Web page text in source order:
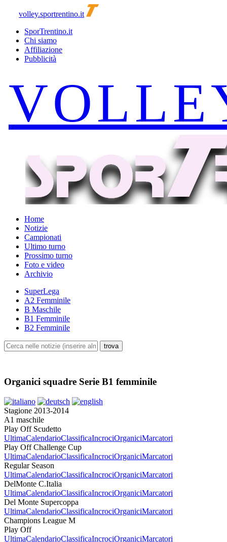
volley.sportrentino.it
SporTrentino.it
Chi siamo
Affiliazione
Pubblicità
Home
Notizie
Campionati
Ultimo turno
Prossimo turno
Foto e video
Archivio
SuperLega
A2 Femminile
B Maschile
B1 Femminile
B2 Femminile
Organici squadre Serie B1 femminile
Stagione 2013-2014
A1 maschile
Play Off Scudetto
UltimaCalendarioClassificaIncrociOrganiciMarcatori
Play Off Challenge Cup
UltimaCalendarioClassificaIncrociOrganiciMarcatori
Regular Season
UltimaCalendarioClassificaIncrociOrganiciMarcatori
DelMonte C.Italia
UltimaCalendarioClassificaIncrociOrganiciMarcatori
Del Monte Supercoppa
UltimaCalendarioClassificaIncrociOrganiciMarcatori
Champions League M
Play Off
UltimaCalendarioClassificaIncrociOrganiciMarcatori